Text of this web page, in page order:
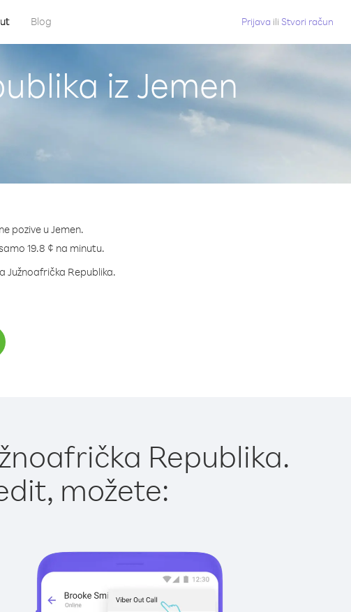
Blog Prijava ili Stvori račun
iz Jemen
pozive u Jemen.
19.8 ¢ na minutu.
Južnoafrička Republika.
Republika.
možete: